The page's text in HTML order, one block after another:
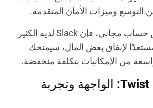
التوسع وميزات الأمان المتقدمة.
إذا كنت تبحث عن حساب مجاني، فإن Slack لديه الكثير
لإنفاق بعض المال، سيمنحك
Slack مقابل Twist: الواجهة وتجربة